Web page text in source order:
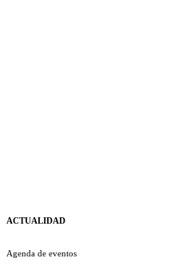
ACTUALIDAD
Agenda de eventos